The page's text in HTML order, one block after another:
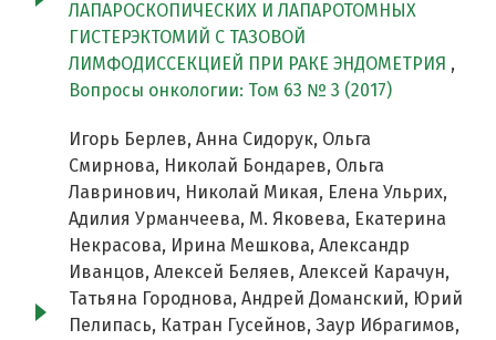
ЛАПАРОСКОПИЧЕСКИХ И ЛАПАРОТОМНЫХ
ГИСТЕРЭКТОМИЙ С ТАЗОВОЙ
ЛИМФОДИССЕКЦИЕЙ ПРИ РАКЕ ЭНДОМЕТРИЯ ,
Вопросы онкологии: Том 63 № 3 (2017)
Игорь Берлев, Анна Сидорук, Ольга
Смирнова, Николай Бондарев, Ольга
Лавринович, Николай Микая, Елена Ульрих,
Адилия Урманчеева, М. Яковева, Екатерина
Некрасова, Ирина Мешкова, Александр
Иванцов, Алексей Беляев, Алексей Карачун,
Татьяна Городнова, Андрей Доманский, Юрий
Пелипась, Катран Гусейнов, Заур Ибрагимов,